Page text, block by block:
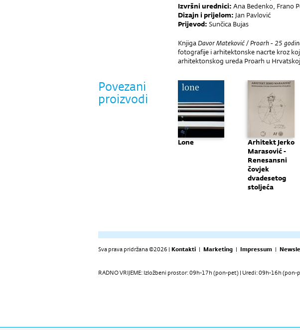
Izvršni urednici: Ana Bedenko, Frano
Dizajn i prijelom: Jan Pavlović
Prijevod: Sunčica Bujas
Knjiga Davor Mateković / Proarh - 25
fotografije i arhitektonske nacrte kroz
arhitektonskog ureda Proarh u
Povezani
proizvodi
Lone
Arhitekt Jerko
Marasović -
Renesansni
čovjek
dvadesetog
stoljeća
Sva prava pridržana ©2026 | Kontakti | Marketing | Impressum |
RADNO VRIJEME: Izložbeni prostor: 09h-17h (pon-pet) | Uredi: 09h-16h